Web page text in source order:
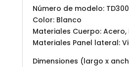
Número de modelo:
Color: Blanco
Materiales Cuerpo: Acero,
Materiales Panel lateral:
Dimensiones (largo x